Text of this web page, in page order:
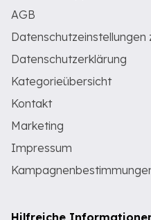
AGB
Datenschutzeinstellungen
Datenschutzerklärung
Kategorieübersicht
Kontakt
Marketing
Impressum
Hilfreiche